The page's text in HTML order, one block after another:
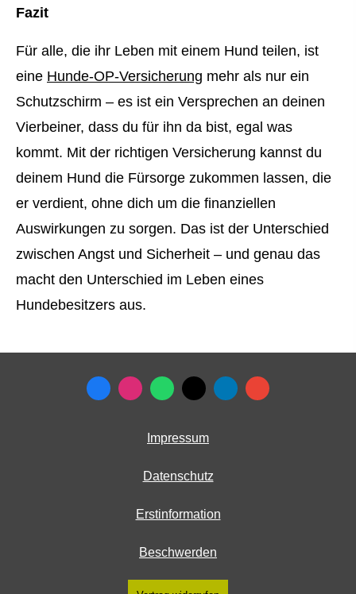
Fazit
Für alle, die ihr Leben mit einem Hund teilen, ist
eine Hunde-OP-Versicherung mehr als nur ein
Schutzschirm – es ist ein Versprechen an deinen
Vierbeiner, dass du für ihn da bist, egal was
kommt. Mit der richtigen Versicherung kannst du
deinem Hund die Fürsorge zukommen lassen, die
er verdient, ohne dich um die finanziellen
Auswirkungen zu sorgen. Das ist der Unterschied
zwischen Angst und Sicherheit – und genau das
macht den Unterschied im Leben eines
Hundebesitzers aus.
Impressum
Datenschutz
Erstinformation
Beschwerden